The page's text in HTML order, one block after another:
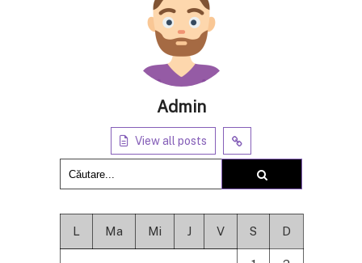
Admin
View all posts
L Ma Mi J V S D